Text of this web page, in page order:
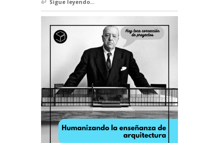
Sigue leyendo...